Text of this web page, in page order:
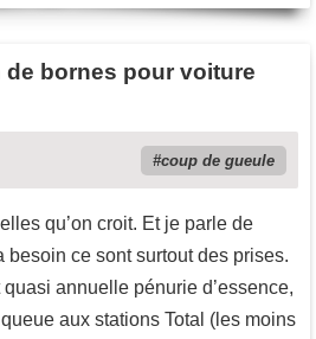
de bornes pour voiture
coup de gueule
qu’on croit. Et je parle de
besoin ce sont surtout des prises.
annuelle pénurie d’essence,
aux stations Total (les moins